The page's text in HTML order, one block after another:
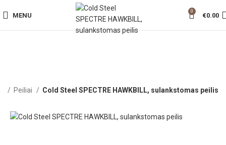
MENU
0
€0.00
Peiliai Cold Steel SPECTRE HAWKBILL, sulankstomas peilis